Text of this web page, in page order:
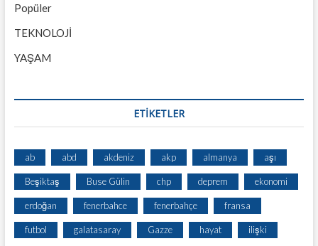
Popüler
TEKNOLOJİ
YAŞAM
ETİKETLER
ab abd akdeniz akp almanya aşı
Beşiktaş Buse Gülin chp deprem ekonomi
erdoğan fenerbahce fenerbahçe fransa
futbol galatasaray Gazze hayat ilişki